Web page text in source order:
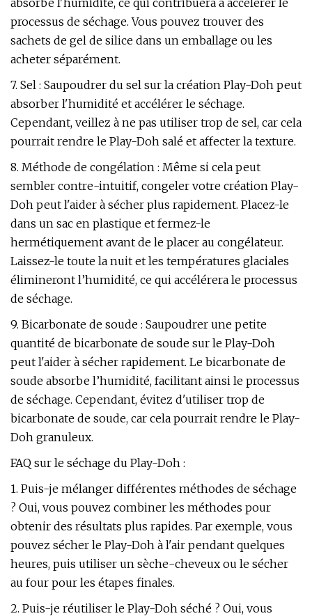
absorbe l'humidité, ce qui contribuera à accélérer le
processus de séchage. Vous pouvez trouver des
sachets de gel de silice dans un emballage ou les
acheter séparément.
7. Sel : Saupoudrer du sel sur la création Play-Doh peut
absorber l'humidité et accélérer le séchage.
Cependant, veillez à ne pas utiliser trop de sel, car cela
pourrait rendre le Play-Doh salé et affecter la texture.
8. Méthode de congélation : Même si cela peut
sembler contre-intuitif, congeler votre création Play-
Doh peut l'aider à sécher plus rapidement. Placez-le
dans un sac en plastique et fermez-le
hermétiquement avant de le placer au congélateur.
Laissez-le toute la nuit et les températures glaciales
élimineront l’humidité, ce qui accélérera le processus
de séchage.
9. Bicarbonate de soude : Saupoudrer une petite
quantité de bicarbonate de soude sur le Play-Doh
peut l'aider à sécher rapidement. Le bicarbonate de
soude absorbe l’humidité, facilitant ainsi le processus
de séchage. Cependant, évitez d'utiliser trop de
bicarbonate de soude, car cela pourrait rendre le Play-
Doh granuleux.
FAQ sur le séchage du Play-Doh :
1. Puis-je mélanger différentes méthodes de séchage
? Oui, vous pouvez combiner les méthodes pour
obtenir des résultats plus rapides. Par exemple, vous
pouvez sécher le Play-Doh à l'air pendant quelques
heures, puis utiliser un sèche-cheveux ou le sécher
au four pour les étapes finales.
2. Puis-je réutiliser le Play-Doh séché ? Oui, vous